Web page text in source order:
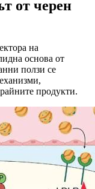
от черен
на
основа от
ползи се
продукти.